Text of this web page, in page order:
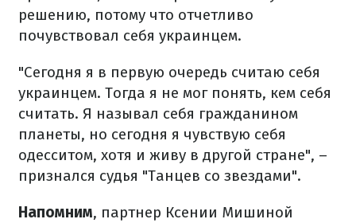
решению, потому что отчетливо
почувствовал себя украинцем.
"Сегодня я в первую очередь считаю себя
украинцем. Тогда я не мог понять, кем себя
считать. Я называл себя гражданином
планеты, но сегодня я чувствую себя
одесситом, хотя и живу в другой стране", –
признался судья "Танцев со звездами".
Напомним, партнер Ксении Мишиной